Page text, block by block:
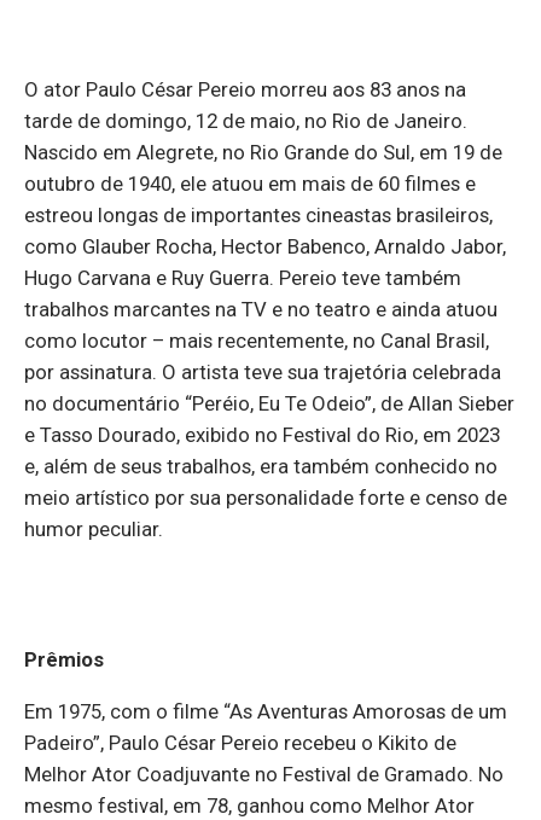
O ator Paulo César Pereio morreu aos 83 anos na
tarde de domingo, 12 de maio, no Rio de Janeiro.
Nascido em Alegrete, no Rio Grande do Sul, em 19 de
outubro de 1940, ele atuou em mais de 60 filmes e
estreou longas de importantes cineastas brasileiros,
como Glauber Rocha, Hector Babenco, Arnaldo Jabor,
Hugo Carvana e Ruy Guerra. Pereio teve também
trabalhos marcantes na TV e no teatro e ainda atuou
como locutor – mais recentemente, no Canal Brasil,
por assinatura. O artista teve sua trajetória celebrada
no documentário “Peréio, Eu Te Odeio”, de Allan Sieber
e Tasso Dourado, exibido no Festival do Rio, em 2023
e, além de seus trabalhos, era também conhecido no
meio artístico por sua personalidade forte e censo de
humor peculiar.
Prêmios
Em 1975, com o filme “As Aventuras Amorosas de um
Padeiro”, Paulo César Pereio recebeu o Kikito de
Melhor Ator Coadjuvante no Festival de Gramado. No
mesmo festival, em 78, ganhou como Melhor Ator